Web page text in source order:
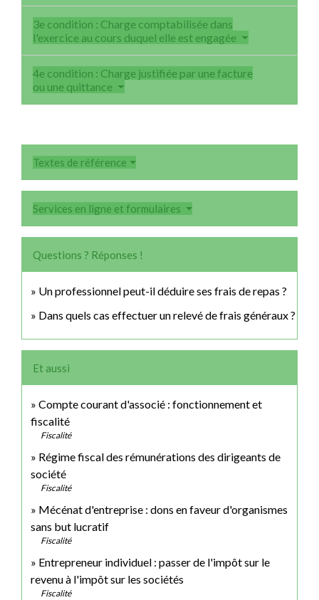
3e condition : Charge comptabilisée dans
l'exercice au cours duquel elle est engagée
4e condition : Charge justifiée par une facture
ou une quittance
Textes de référence
Services en ligne et formulaires
Questions ? Réponses !
Un professionnel peut-il déduire ses frais de repas ?
Dans quels cas effectuer un relevé de frais généraux ?
Et aussi
Compte courant d'associé : fonctionnement et
fiscalité
Fiscalité
Régime fiscal des rémunérations des dirigeants de
société
Fiscalité
Mécénat d'entreprise : dons en faveur d'organismes
sans but lucratif
Fiscalité
Entrepreneur individuel : passer de l'impôt sur le
revenu à l'impôt sur les sociétés
Fiscalité